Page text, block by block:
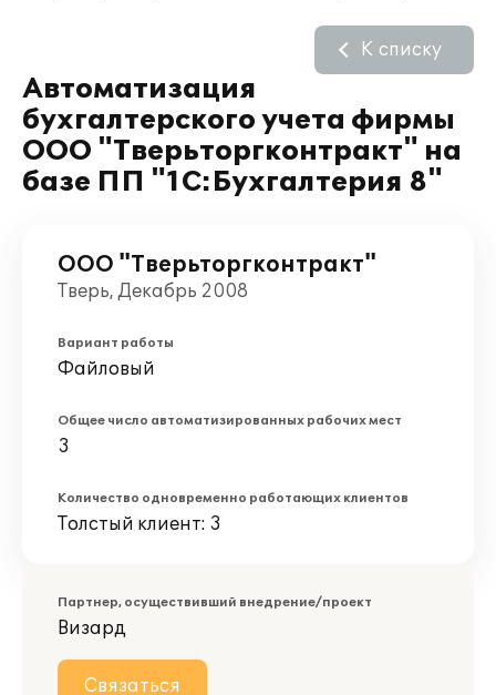
Автоматизация
бухгалтерского учета фирмы
ООО "Тверьторгконтракт" на
базе ПП "1С:Бухгалтерия 8"
К списку
ООО "Тверьторгконтракт"
Тверь, Декабрь 2008
Вариант работы
Файловый
Общее число автоматизированных рабочих мест
3
Количество одновременно работающих клиентов
Толстый клиент: 3
Партнер, осуществивший внедрение/проект
Визард
Связаться